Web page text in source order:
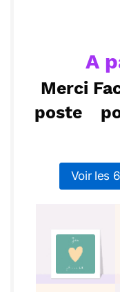
véritable
A
Merci
poste
Voir les